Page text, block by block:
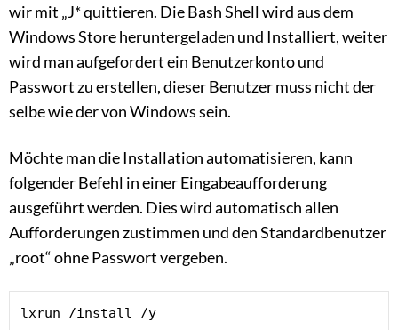
wir mit „J* quittieren. Die Bash Shell wird aus dem
Windows Store heruntergeladen und Installiert, weiter
wird man aufgefordert ein Benutzerkonto und
Passwort zu erstellen, dieser Benutzer muss nicht der
selbe wie der von Windows sein.
Möchte man die Installation automatisieren, kann
folgender Befehl in einer Eingabeaufforderung
ausgeführt werden. Dies wird automatisch allen
Aufforderungen zustimmen und den Standardbenutzer
„root“ ohne Passwort vergeben.
lxrun /install /y